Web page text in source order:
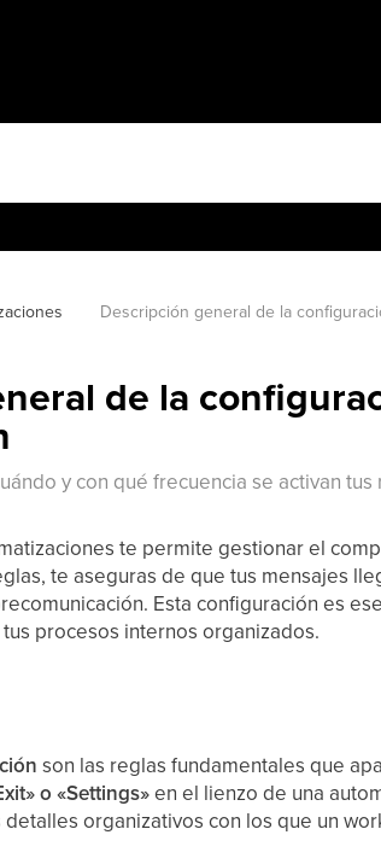
Descripción general de la
de la
y con qué frecuencia se activan
te permite gestionar el
te aseguras de que tus mensajes
Esta configuración es
procesos internos organizados.
son las reglas fundamentales que
o «Settings»en el lienzo de una
organizativos con los que un